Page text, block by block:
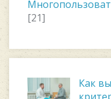
[21]
Как